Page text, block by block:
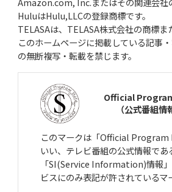
HuluはHulu,LLCの登録商標です。
TELASAは、TELASA株式会社の商標ま
このホームページに掲載している記事
の無断複写・転載を禁じます。
Official
（公式番組情
このマークは「Official Program
いい、テレビ番組の公式情報であ
「SI(Service Information)情報
ビスにのみ表記が許されているマ